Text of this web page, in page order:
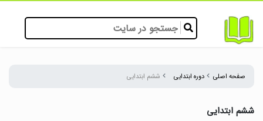
صفحه اصلی دوره ابتدایی ششم ابتدایی
ششم ابتدایی